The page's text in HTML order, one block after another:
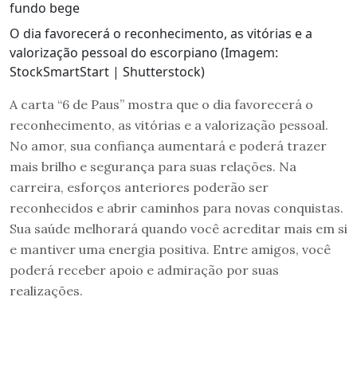
O dia favorecerá o reconhecimento, as vitórias e a
valorização pessoal do escorpiano (Imagem:
StockSmartStart | Shutterstock)
A carta “6 de Paus” mostra que o dia favorecerá o
reconhecimento, as vitórias e a valorização pessoal.
No amor, sua confiança aumentará e poderá trazer
mais brilho e segurança para suas relações. Na
carreira, esforços anteriores poderão ser
reconhecidos e abrir caminhos para novas conquistas.
Sua saúde melhorará quando você acreditar mais em si
e mantiver uma energia positiva. Entre amigos, você
poderá receber apoio e admiração por suas
realizações.